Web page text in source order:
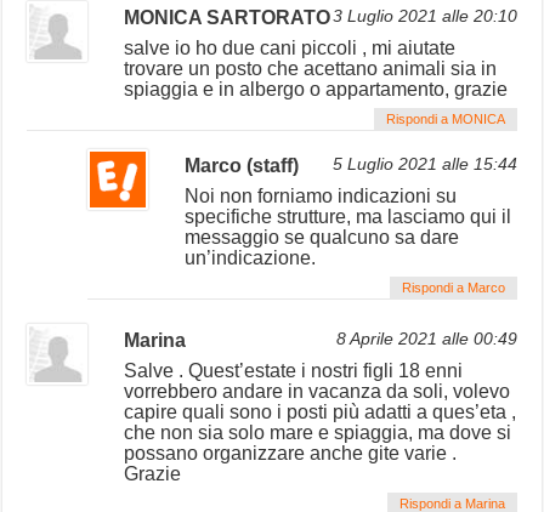
MONICA SARTORATO3 Luglio 2021 alle 20:10
salve io ho due cani piccoli , mi aiutate
trovare un posto che acettano animali sia in
spiaggia e in albergo o appartamento, grazie
Rispondi a MONICA
Marco (staff) 5 Luglio 2021 alle 15:44
Noi non forniamo indicazioni su
specifiche strutture, ma lasciamo qui il
messaggio se qualcuno sa dare
un’indicazione.
Rispondi a Marco
Marina 8 Aprile 2021 alle 00:49
Salve . Quest’estate i nostri figli 18 enni
vorrebbero andare in vacanza da soli, volevo
capire quali sono i posti più adatti a ques’eta ,
che non sia solo mare e spiaggia, ma dove si
possano organizzare anche gite varie .
Grazie
Rispondi a Marina